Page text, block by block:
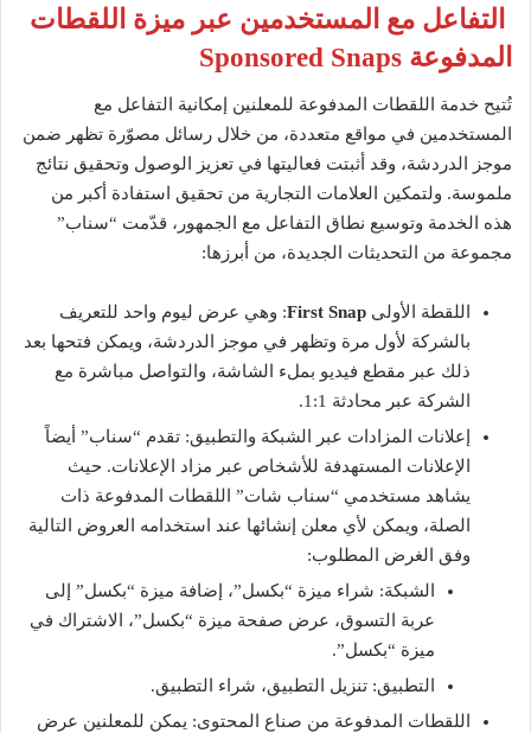
التفاعل مع المستخدمين عبر ميزة اللقطات
المدفوعة Sponsored Snaps
تُتيح خدمة اللقطات المدفوعة للمعلنين إمكانية التفاعل مع
المستخدمين في مواقع متعددة، من خلال رسائل مصوّرة تظهر ضمن
موجز الدردشة، وقد أثبتت فعاليتها في تعزيز الوصول وتحقيق نتائج
ملموسة. ولتمكين العلامات التجارية من تحقيق استفادة أكبر من
هذه الخدمة وتوسيع نطاق التفاعل مع الجمهور، قدّمت “سناب”
مجموعة من التحديثات الجديدة، من أبرزها:
اللقطة الأولى First Snap: وهي عرض ليوم واحد للتعريف
بالشركة لأول مرة وتظهر في موجز الدردشة، ويمكن فتحها بعد
ذلك عبر مقطع فيديو بملء الشاشة، والتواصل مباشرة مع
الشركة عبر محادثة 1:1.
إعلانات المزادات عبر الشبكة والتطبيق: تقدم “سناب” أيضاً
الإعلانات المستهدفة للأشخاص عبر مزاد الإعلانات. حيث
يشاهد مستخدمي “سناب شات” اللقطات المدفوعة ذات
الصلة، ويمكن لأي معلن إنشائها عند استخدامه العروض التالية
وفق الغرض المطلوب:
الشبكة: شراء ميزة “بكسل”، إضافة ميزة “بكسل” إلى
عربة التسوق، عرض صفحة ميزة “بكسل”، الاشتراك في
ميزة “بكسل”.
التطبيق: تنزيل التطبيق، شراء التطبيق.
اللقطات المدفوعة من صناع المحتوى: يمكن للمعلنين عرض